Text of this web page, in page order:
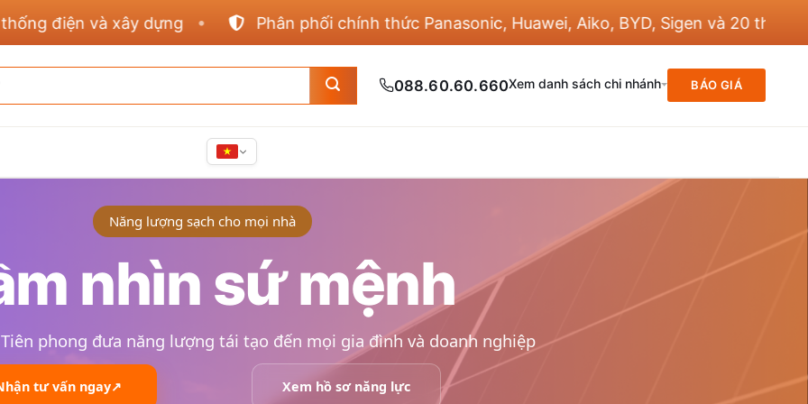
điện và xây dựng Phân phối chính thức Panasonic, Huawei, Aiko, BYD, Sigen và 20 thương
088.60.60.660Xem danh sách chi nhánh BÁO GIÁ
Năng lượng sạch cho mọi nhà
nhìn sứ mệnh
phong đưa năng lượng tái tạo đến mọi gia đình và doanh nghiệp
tư vấn ngay↗ Xem hồ sơ năng lực